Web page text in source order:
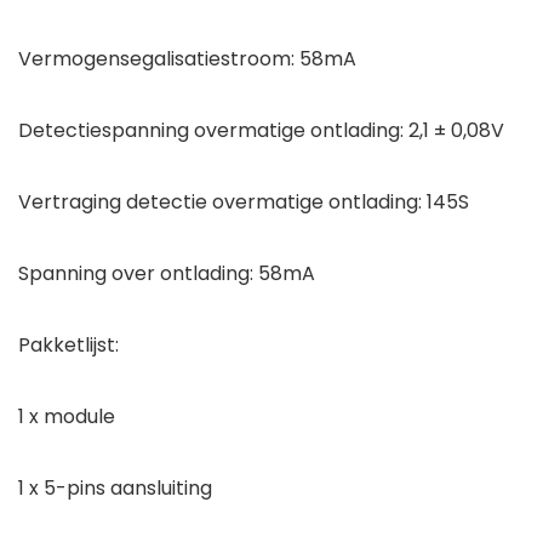
Vermogensegalisatiestroom: 58mA
Detectiespanning overmatige ontlading: 2,1 ± 0,08V
Vertraging detectie overmatige ontlading: 145S
Spanning over ontlading: 58mA
Pakketlijst:
1 x module
1 x 5-pins aansluiting